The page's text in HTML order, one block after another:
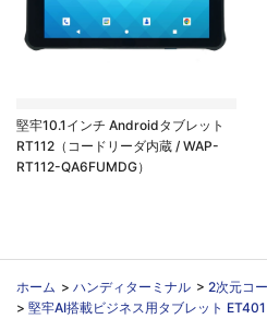
堅牢10.1インチ Androidタブレット
RT112（コードリーダ内蔵 / WAP-
RT112-QA6FUMDG）
ホーム > ハンディターミナル > 2次元コ
> 堅牢AI搭載ビジネス用タブレット